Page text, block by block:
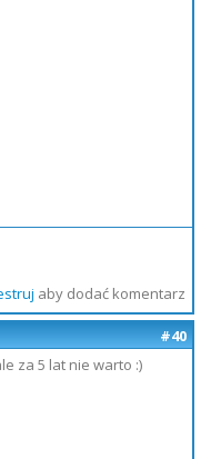
aby dodać komentarz
#40
za 5 lat nie warto :)